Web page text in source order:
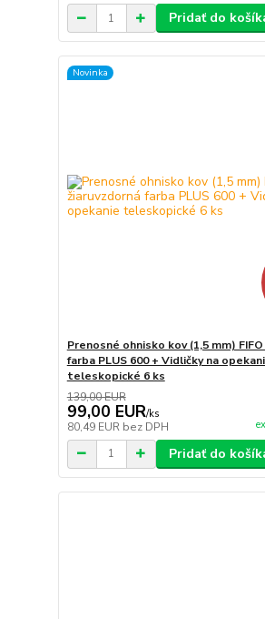
Pridať do
Novinka
Prenosné ohnisko kov (1,5 mm)
farba PLUS 600 + Vidličky na
teleskopické 6 ks
139,00 EUR
99,00 EUR/ks
80,49 EUR bez DPH
Pridať do